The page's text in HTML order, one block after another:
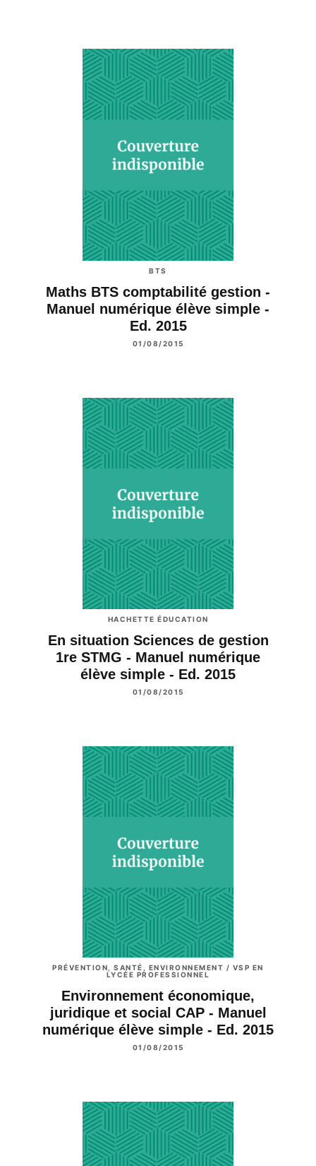
BTS
Maths BTS comptabilité gestion -
Manuel numérique élève simple -
Ed. 2015
01/08/2015
HACHETTE ÉDUCATION
En situation Sciences de gestion
1re STMG - Manuel numérique
élève simple - Ed. 2015
01/08/2015
PRÉVENTION, SANTÉ, ENVIRONNEMENT / VSP EN
LYCÉE PROFESSIONNEL
Environnement économique,
juridique et social CAP - Manuel
numérique élève simple - Ed. 2015
01/08/2015